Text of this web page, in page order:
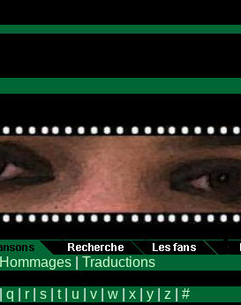
Hommages Traductions
q r s t u v w x y z #